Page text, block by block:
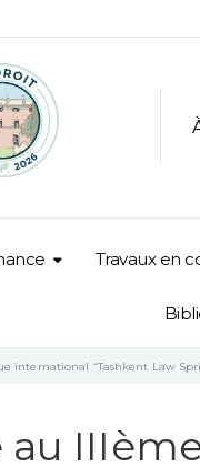
Travaux en
international “Tashkent Law